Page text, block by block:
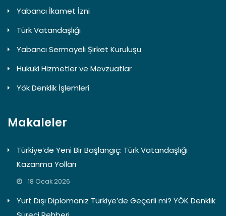
Yabancı İkamet İzni
Türk Vatandaşlığı
Yabancı Sermayeli Şirket Kuruluşu
Hukuki Hizmetler ve Mevzuatlar
Yök Denklik İşlemleri
Makaleler
Türkiye’de Yeni Bir Başlangıç: Türk Vatandaşlığı
Kazanma Yolları
18 Ocak 2026
Yurt Dışı Diplomanız Türkiye’de Geçerli mi? YÖK Denklik